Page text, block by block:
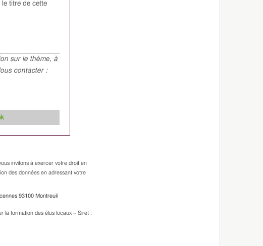
titre de cette
sur le thème, à
contacter :
invitons à exercer votre droit en
des données en adressant votre
93100 Montreuil
la formation des élus locaux – Siret :